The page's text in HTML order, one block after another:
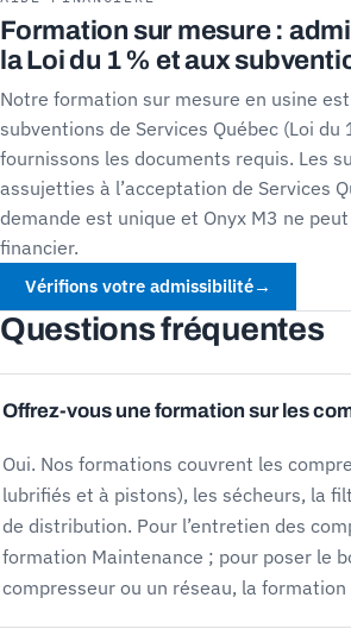
Formation sur mesure :
la Loi du 1 % et aux
Notre formation sur mesure en usine
subventions de Services Québec (Loi du
fournissons les documents requis. Les
assujetties à l’acceptation de Services
demande est unique et Onyx M3 ne
financier.
Vérifions votre admissibilité→
Questions fréquentes
Offrez-vous une formation sur les
Oui. Nos formations couvrent les
lubrifiés et à pistons), les sécheurs, la
de distribution. Pour l’entretien des
formation Maintenance ; pour poser le
compresseur ou un réseau, la formation